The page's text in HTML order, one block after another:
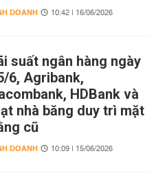
DOANH 10:42 | 16/06/2026
suất ngân hàng ngày
6, Agribank,
HDBank và
nhà băng duy trì mặt
cũ
DOANH 10:09 | 15/06/2026